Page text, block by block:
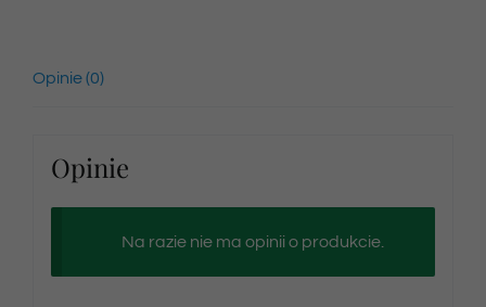
14:00
Opinie (0)
Opinie
Na razie nie ma opinii o produkcie.